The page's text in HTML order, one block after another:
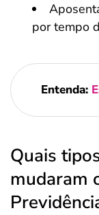
por tempo
Entenda:
Quais
mudaram